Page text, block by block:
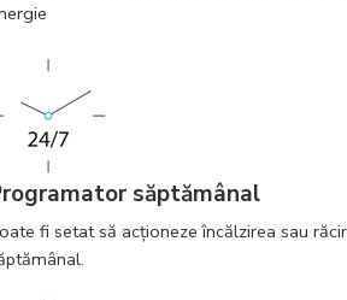
săptămânal
fi setat să acţioneze încălzirea sau